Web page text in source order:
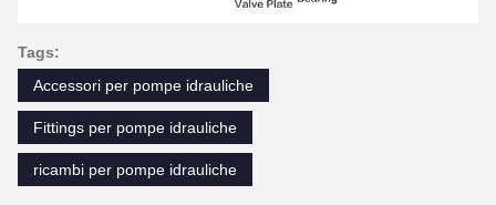
Tags:
Accessori per pompe idrauliche
Fittings per pompe idrauliche
ricambi per pompe idrauliche